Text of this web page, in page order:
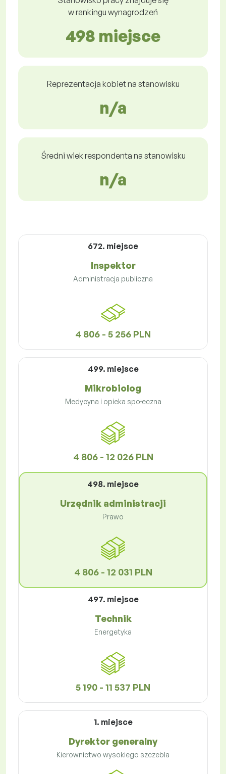
w rankingu wynagrodzeń
498 miejsce
Reprezentacja kobiet na stanowisku
n/a
Średni wiek respondenta na stanowisku
n/a
672. miejsce
Inspektor
Administracja publiczna
4 806 - 5 256 PLN
499. miejsce
Mikrobiolog
Medycyna i opieka społeczna
4 806 - 12 026 PLN
498. miejsce
Urzędnik administracji
Prawo
4 806 - 12 031 PLN
497. miejsce
Technik
Energetyka
5 190 - 11 537 PLN
1. miejsce
Dyrektor generalny
Kierownictwo wysokiego szczebla